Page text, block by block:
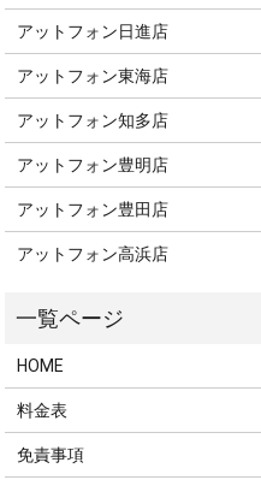
アットフォン日進店
アットフォン東海店
アットフォン知多店
アットフォン豊明店
アットフォン豊田店
アットフォン高浜店
HOME
料金表
免責事項